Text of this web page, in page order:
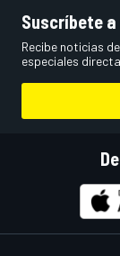
Suscríbete
Recibe noticias
especiales